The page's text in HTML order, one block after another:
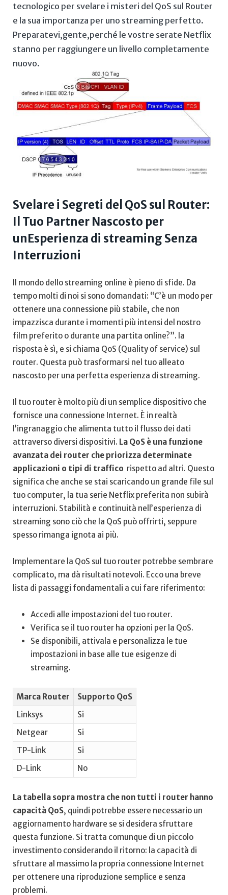
tecnologico per svelare i misteri del QoS sul Router
e‌ la sua importanza per uno streaming perfetto.
Preparatevi,gente,perché le vostre serate⁢ Netflix
stanno ‍per raggiungere un ⁢livello completamente
nuovo.
Svelare i Segreti del QoS sul Router:
Il Tuo Partner Nascosto per
unEsperienza ​di streaming Senza
Interruzioni
Il⁣ mondo dello⁤ streaming online è ⁢pieno di ‌sfide. Da
tempo ‌molti di noi si sono domandati: “C’è un modo per
ottenere una‍ connessione più stabile, che non
impazzisca durante i momenti più intensi del nostro
film⁣ preferito o durante una⁤ partita online?”. la
risposta è sì, e si ​chiama QoS ⁢(Quality⁢ of service) sul
router. Questa può trasformarsi nel tuo alleato
nascosto per una perfetta esperienza di streaming.
Il tuo router è molto più di un semplice dispositivo che⁤
fornisce ​una connessione Internet.⁤ È in realtà
l’ingranaggio che alimenta tutto il flusso dei dati​
attraverso diversi dispositivi. La QoS è una funzione
avanzata dei router che priorizza determinate
applicazioni o tipi⁤ di traffico ​ rispetto ad altri. Questo⁤
significa che anche se stai scaricando un⁣ grande file ⁤sul
tuo computer, la ‌tua serie Netflix preferita non subirà
interruzioni. ⁤Stabilità e continuità‌ nell’esperienza di
streaming sono ciò‍ che la QoS può offrirti, seppure
spesso‍ rimanga ignota ai più.
Implementare la QoS sul ⁤tuo router‌ potrebbe ​sembrare
complicato, ma dà risultati notevoli. Ecco una breve⁢
lista di passaggi fondamentali a cui‌ fare riferimento:
Accedi‍ alle impostazioni del tuo router.
Verifica se il tuo router ha opzioni per la QoS.
Se disponibili, attivala e personalizza le tue
impostazioni in base alle⁣ tue esigenze di
streaming.
Marca Router
Supporto QoS
Linksys
Si
Netgear
Si
TP-Link
Si
D-Link
No
La⁢ tabella sopra mostra che non tutti i router hanno
capacità QoS, quindi potrebbe essere necessario un
⁢aggiornamento hardware se si​ desidera sfruttare
questa funzione. Si tratta comunque di un ⁤piccolo‌
investimento considerando il ritorno: la capacità di
sfruttare ⁤al massimo la propria connessione Internet
per ottenere una riproduzione ⁣semplice ⁣e senza
problemi.